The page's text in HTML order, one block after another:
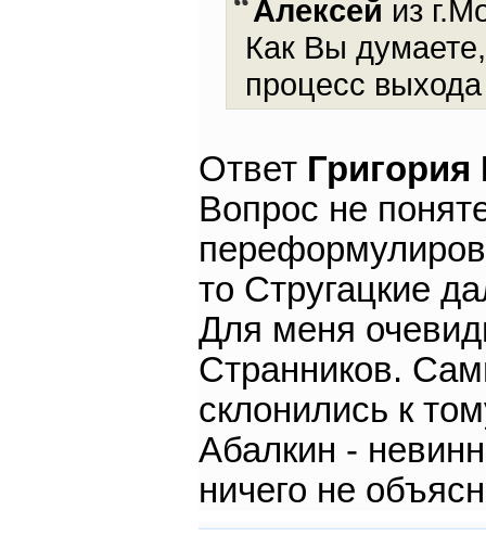
Алексей из
Как Вы
процесс
Ответ
Вопрос не
то Стругацкие
Для меня
Странников.
склонились к
Абалкин -
ничего не